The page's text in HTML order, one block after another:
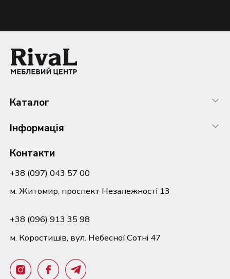
Каталог
Інформація
Контакти
+38 (097) 043 57 00
м. Житомир, проспект Незалежності 13
+38 (096) 913 35 98
м. Коростишів, вул. Небесної Сотні 47